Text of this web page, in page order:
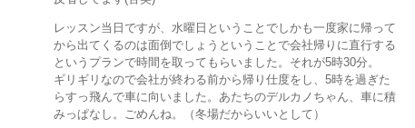
レッスン当日ですが、水曜日ということでしかも一度家に帰って
から出てくるのは面倒でしょうということで会社帰りに直行する
というプランで時間を取ってもらいました。それが5時30分。
ギリギリなので会社が終わる前から帰り仕度をし、5時を過ぎた
らすっ飛んで車に向いました。あたちのデルカノちゃん、車に積
みっぱなし。ごめんね。（冬場だからいいとして）